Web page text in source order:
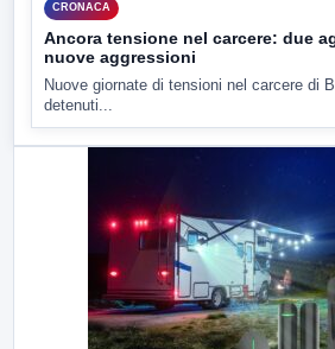
CRONACA
Ancora tensione nel carcere: due
nuove aggressioni
Nuove giornate di tensioni nel carcere di
detenuti...